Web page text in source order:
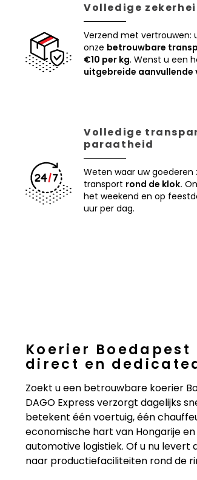
Volledige
Verzend met vertrouwen:
onze betrouwbare
€10 per kg. Wenst u een
uitgebreide aanvullende
Volledige
paraatheid
Weten waar uw goederen
transport rond de klok.
het weekend en op
uur per dag.
Koerier
direct en
Zoekt u een betrouwbare koerier
DAGO Express verzorgt dagelijks
betekent één voertuig, één
economische hart van Hongarije
automotive logistiek. Of u nu
naar productiefaciliteiten rond de